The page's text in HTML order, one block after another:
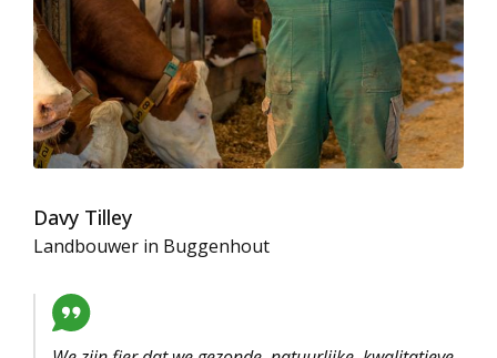
Davy Tilley
Landbouwer in Buggenhout